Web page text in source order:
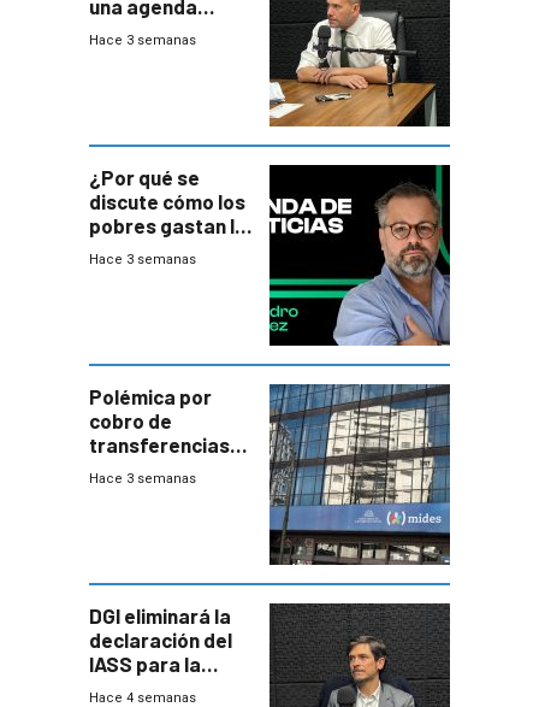
una agenda
destructiva”
Hace 3 semanas
¿Por qué se
discute cómo los
pobres gastan la
plata?
Hace 3 semanas
Polémica por
cobro de
transferencias
del Mides en
Hace 3 semanas
DGI eliminará la
declaración del
IASS para la
mayoría de los
Hace 4 semanas